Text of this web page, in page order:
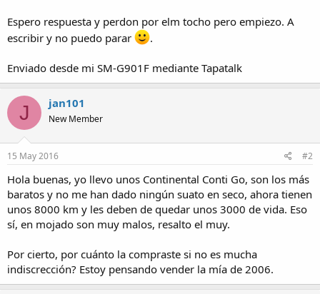
Espero respuesta y perdon por elm tocho pero empiezo. A
escribir y no puedo parar
.
Enviado desde mi SM-G901F mediante Tapatalk
J jan101
New Member
15 May 2016 #2
Hola buenas, yo llevo unos Continental Conti Go, son los más
baratos y no me han dado ningún suato en seco, ahora tienen
unos 8000 km y les deben de quedar unos 3000 de vida. Eso
sí, en mojado son muy malos, resalto el muy.
Por cierto, por cuánto la compraste si no es mucha
indiscrección? Estoy pensando vender la mía de 2006.